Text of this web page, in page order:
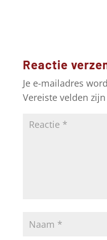
Reactie
Je e-mailadres
Vereiste velden